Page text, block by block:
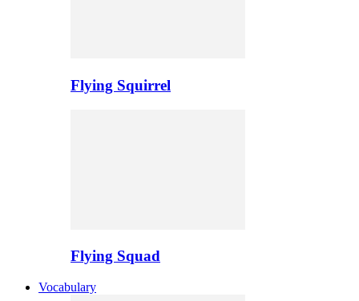
Flying Squirrel
Flying Squad
Vocabulary